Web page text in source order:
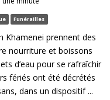
Funérailles
Khamenei prennent des
nourriture et boissons
d’eau pour se rafraîchir
fériés ont été décrétés
dans un dispositif ...